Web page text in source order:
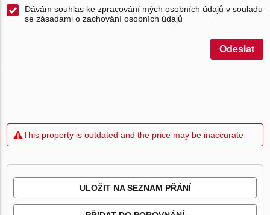
Dávám souhlas ke zpracování mých osobních údajů v souladu
se zásadami o zachování osobních údajů
Odeslat
This property is outdated and the price may be inaccurate
ULOŽIT NA SEZNAM PŘÁNÍ